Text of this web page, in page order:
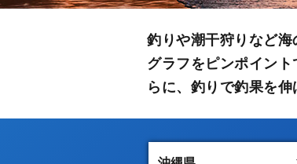
釣りや潮干狩りなど
グラフをピンポイン
らに、釣りで釣果を